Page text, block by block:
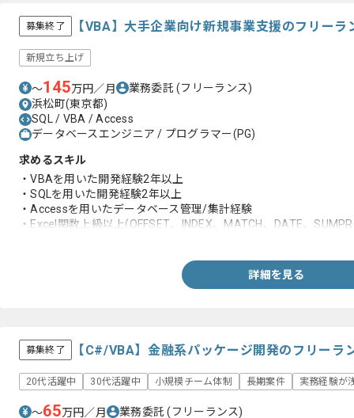
募集終了 【VBA】大手企業向け新規事業支援のフリー
新規立ち上げ
〜145万円／月 業務委託(フリーランス)
浜松町(東京都)
SQL / VBA / Access
データベースエンジニア / プログラマー(PG)
求めるスキル
・VBAを用いた開発経験2年以上
・SQLを用いた開発経験2年以上
・Accessを用いたデータベース管理/集計経験
・Excel関数上級以上(OFFSET、INDEX、MATCH、DATE、
詳細を見る
募集終了 【C#/VBA】金融系パッケージ開発のフリーラ
20代活躍中 30代活躍中 小規模チーム体制 長期案件 実務経験が
〜65万円／月 業務委託(フリーランス)